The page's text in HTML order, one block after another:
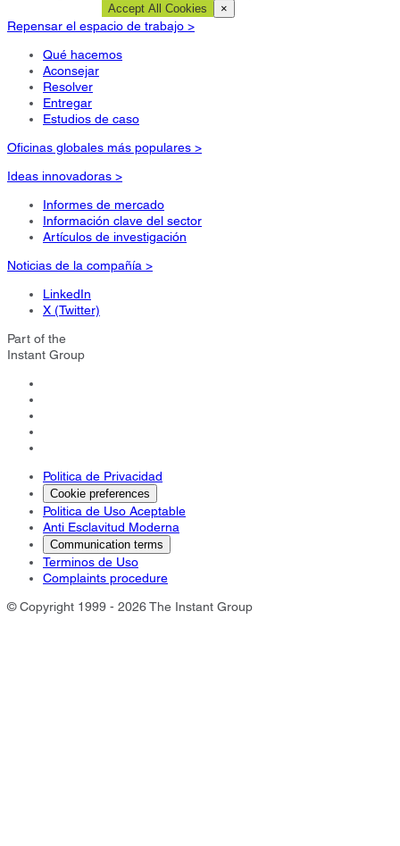
Accept All Cookies ×
Repensar el espacio de trabajo >
Qué hacemos
Aconsejar
Resolver
Entregar
Estudios de caso
Oficinas globales más populares >
Ideas innovadoras >
Informes de mercado
Información clave del sector
Artículos de investigación
Noticias de la compañía >
LinkedIn
X (Twitter)
Part of the
Instant Group
Politica de Privacidad
Cookie preferences
Politica de Uso Aceptable
Anti Esclavitud Moderna
Communication terms
Terminos de Uso
Complaints procedure
© Copyright 1999 - 2026 The Instant Group